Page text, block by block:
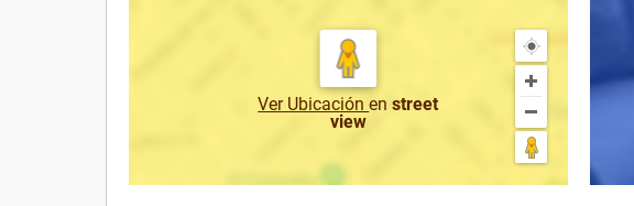
Ver Ubicaciónenstreet
view